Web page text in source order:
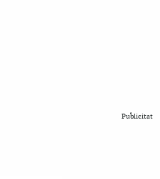
Publicitat